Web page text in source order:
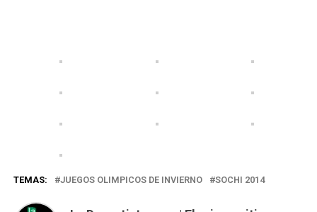
TEMAS: JUEGOS OLIMPICOS DE INVIERNO SOCHI 2014